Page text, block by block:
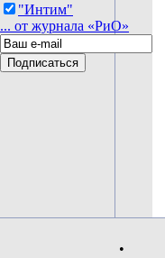
"Интим"
... от журнала «РиО»
•